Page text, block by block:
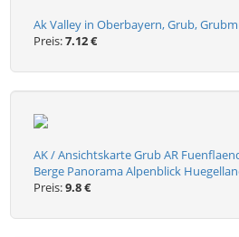
Ak Valley in Oberbayern, Grub,
Preis:7.12 €
AK / Ansichtskarte Grub AR
Berge Panorama Alpenblick
Preis:9.8 €